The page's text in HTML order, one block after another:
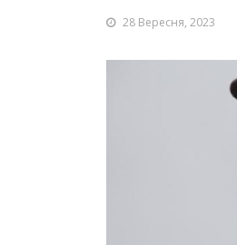
28 Вересня, 2023